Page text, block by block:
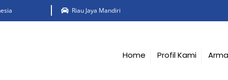
Riau Jaya Mandiri
Home Profil Kami